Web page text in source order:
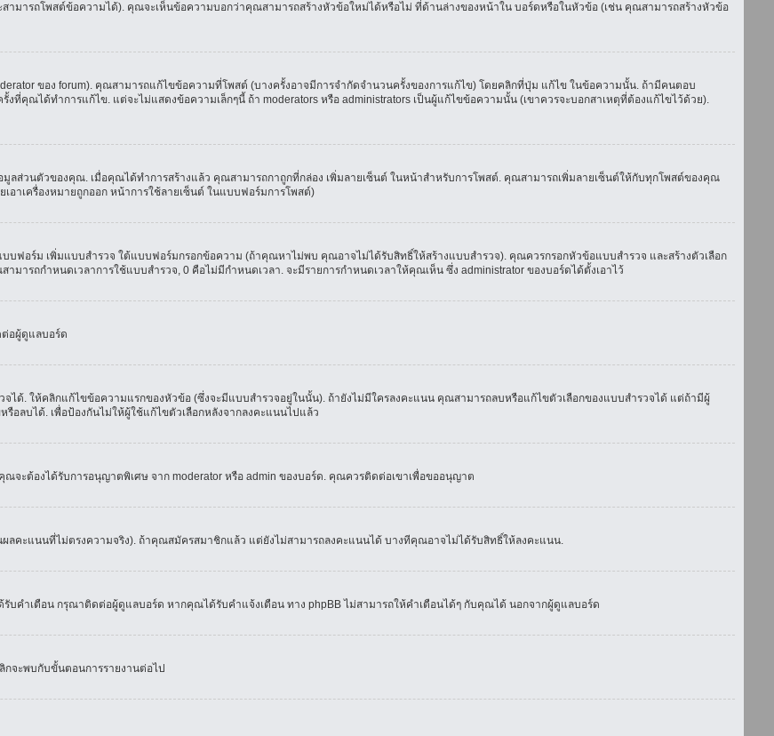
มารถโพสต์ข้อความได้). คุณจะเห็นข้อความบอกว่าคุณสามารถสร้างหัวข้อใหม่ได้หรือไม่ ที่ด้านล่างของหน้าใน บอร์ดหรือในหัวข้อ (เช่น คุณสามารถสร้างหัวข้อ
ของ forum). คุณสามารถแก้ไขข้อความที่โพสต์ (บางครั้งอาจมีการจำกัดจำนวนครั้งของการแก้ไข) โดยคลิกที่ปุ่ม แก้ไข ในข้อความนั้น. ถ้ามีคนตอบ
ณได้ทำการแก้ไข. แต่จะไม่แสดงข้อความเล็กๆนี้ ถ้า moderators หรือ administrators เป็นผู้แก้ไขข้อความนั้น (เขาควรจะบอกสาเหตุที่ต้องแก้ไขไว้ด้วย).
ส่วนตัวของคุณ. เมื่อคุณได้ทำการสร้างแล้ว คุณสามารถกาถูกที่กล่อง เพิ่มลายเซ็นต์ ในหน้าสำหรับการโพสต์. คุณสามารถเพิ่มลายเซ็นต์ให้กับทุกโพสต์ของคุณ
าเครื่องหมายถูกออก หน้าการใช้ลายเซ็นต์ ในแบบฟอร์มการโพสต์)
อร์ม เพิ่มแบบสำรวจ ใต้แบบฟอร์มกรอกข้อความ (ถ้าคุณหาไม่พบ คุณอาจไม่ได้รับสิทธิ์ให้สร้างแบบสำรวจ). คุณควรกรอกหัวข้อแบบสำรวจ และสร้างตัวเลือก
มารถกำหนดเวลาการใช้แบบสำรวจ, 0 คือไม่มีกำหนดเวลา. จะมีรายการกำหนดเวลาให้คุณเห็น ซึ่ง administrator ของบอร์ดได้ตั้งเอาไว้
อผู้ดูแลบอร์ด
ได้. ให้คลิกแก้ไขข้อความแรกของหัวข้อ (ซึ่งจะมีแบบสำรวจอยู่ในนั้น). ถ้ายังไม่มีใครลงคะแนน คุณสามารถลบหรือแก้ไขตัวเลือกของแบบสำรวจได้ แต่ถ้ามีผู้
อลบได้. เพื่อป้องกันไม่ให้ผู้ใช้แก้ไขตัวเลือกหลังจากลงคะแนนไปแล้ว
จะต้องได้รับการอนุญาตพิเศษ จาก moderator หรือ admin ของบอร์ด. คุณควรติดต่อเขาเพื่อขออนุญาต
ลคะแนนที่ไม่ตรงความจริง). ถ้าคุณสมัครสมาชิกแล้ว แต่ยังไม่สามารถลงคะแนนได้ บางทีคุณอาจไม่ได้รับสิทธิ์ให้ลงคะแนน.
คำเตือน กรุณาติดต่อผู้ดูแลบอร์ด หากคุณได้รับคำแจ้งเตือน ทาง phpBB ไม่สามารถให้คำเตือนได้ๆ กับคุณได้ นอกจากผู้ดูแลบอร์ด
จะพบกับขั้นตอนการรายงานต่อไป